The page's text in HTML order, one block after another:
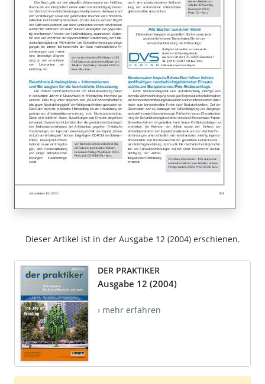
Dieser Artikel ist in der Ausgabe 12 (2004) erschienen.
DER PRAKTIKER
Ausgabe 12 (2004)
› mehr erfahren